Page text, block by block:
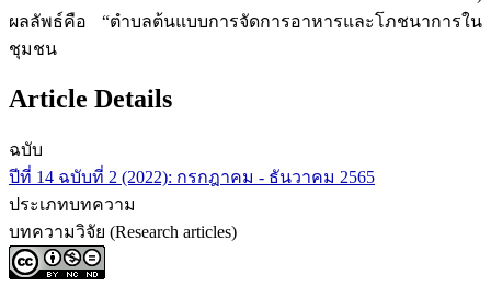
ผลลัพธ์คือ “ตำบลต้นแบบการจัดการอาหารและโภชนาการใน
ชุมชน
Article Details
ฉบับ
ปีที่ 14 ฉบับที่ 2 (2022): กรกฎาคม - ธันวาคม 2565
ประเภทบทความ
บทความวิจัย (Research articles)